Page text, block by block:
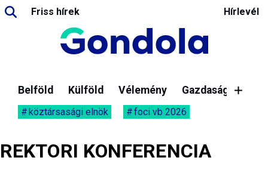
Friss hírek Hírlevél
Belföld Külföld Vélemény Gazdaság
köztársasági elnök foci vb 2026
REKTORI KONFERENCIA